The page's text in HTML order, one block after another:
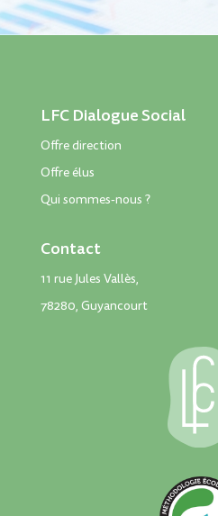
LFC Dialogue Social
Offre direction
Offre élus
Qui sommes-nous ?
Contact
11 rue Jules Vallès,
78280, Guyancourt